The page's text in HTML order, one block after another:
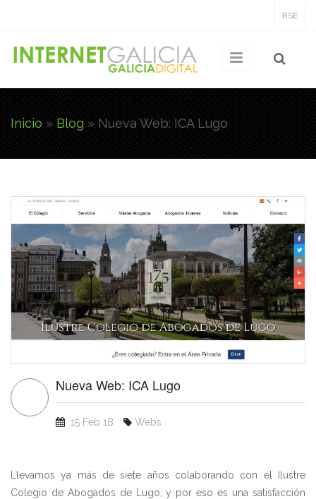
RSE
Usted está aquí
Inicio » Blog » Nueva Web: ICA Lugo
Nueva Web: ICA Lugo
15 Feb 18 Webs
Llevamos ya más de siete años colaborando con el Ilustre
Colegio de Abogados de Lugo, y por eso es una satisfacción